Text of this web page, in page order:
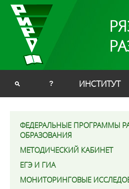
? ИНСТИТУТ
ФЕДЕРАЛЬНЫЕ ПРОГРАММЫ
ОБРАЗОВАНИЯ
МЕТОДИЧЕСКИЙ КАБИНЕТ
ЕГЭ И ГИА
МОНИТОРИНГОВЫЕ